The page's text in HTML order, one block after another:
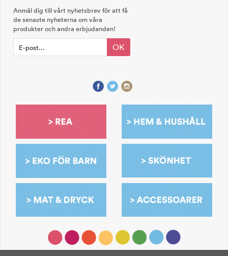
Anmäl dig till vårt nyhetsbrev för att få
de senaste nyheterna om våra
produkter och andra erbjudanden!
OK